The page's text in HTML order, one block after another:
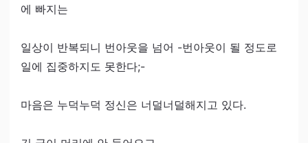
에 빠지는
일상이 반복되니 번아웃을 넘어 -번아웃이 될 정도로
일에 집중하지도 못한다;-
마음은 누덕누덕 정신은 너덜너덜해지고 있다.